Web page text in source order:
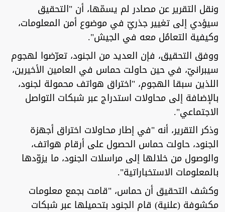
ونقل التقرير عن مصادر لم يسمّها، أن "التحقيق
سيؤدي إلى تغيير جذريّ في موضوع أمن المعلومات،
وكيفية التعامُل معه في الجيش".
ووفق التحقيق، فإن العديد من الجنود، تعرّضوا لهجوم
سيبرانيّ، في حين حاولت حماس في العامين الأخيرين،
اللذين سبقا الهجوم، "اختراق هواتف محمولة لجنود،
بالإضافة إلى محاولات استدراج عبر شبكات التواصل
الاجتماعي".
وذكر التقرير، أنه "في إطار محاولات اختراق أجهزة
الجنود، حاولت حماس الحصول على أرقام هواتف،
والوصول من خلالها إلى مراسلات الجنود، ما يزوّدها
بالمعلومات الاستخباراتية".
وكشف التحقيق أن حماس، "قامت بجمع معلومات
مكشوفة (علنية) قام الجنود بتحميلها عبر شبكات